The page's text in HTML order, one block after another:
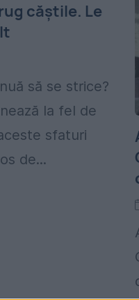
căștile. Le
să se strice?
la fel de
sfaturi
de...